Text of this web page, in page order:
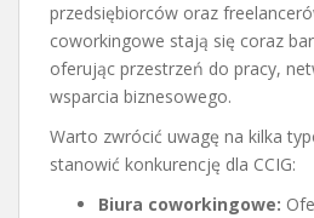
przedsiębiorców oraz
coworkingowe stają się coraz
oferując przestrzeń do pracy,
wsparcia biznesowego.
Warto zwrócić uwagę na kilka
stanowić konkurencję dla CCIG:
Biura coworkingowe: